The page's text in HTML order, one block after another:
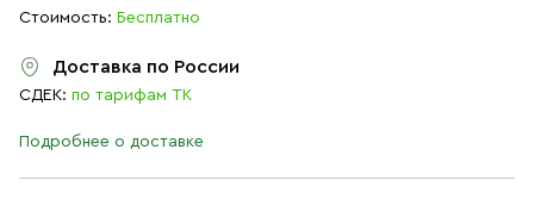
Стоимость: Бесплатно
Доставка по России
СДЕК: по тарифам ТК
Подробнее о доставке